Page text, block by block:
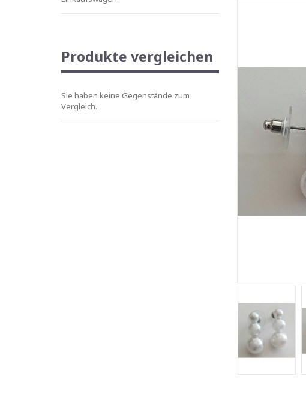
Produkte vergleichen
Sie haben keine Gegenstände zum
Vergleich.